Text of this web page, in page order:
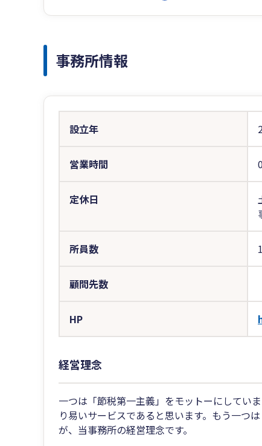
事務所情報
設立年
営業時間
定休日
所員数
顧問先数
HP
経営理念
一つは「節税第一主義」をモットーにしてい
り易いサービスであると思います。もう一つ
が、当事務所の経営理念です。